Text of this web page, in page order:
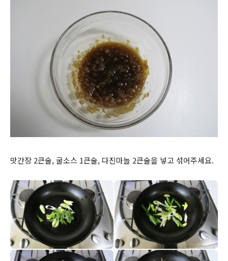
맛간장 2큰술, 굴소스 1큰술, 다진마늘 2큰술을 넣고 섞어주세요.